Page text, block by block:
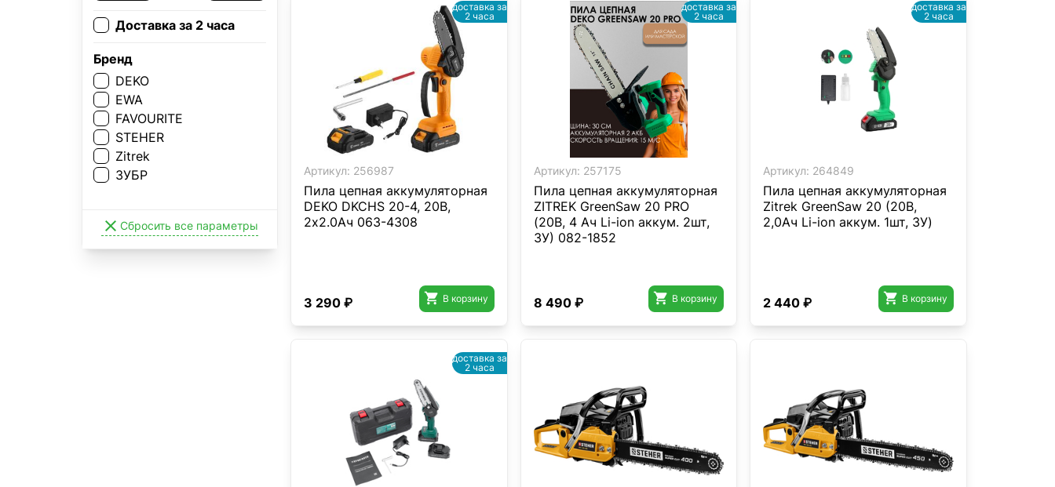
Доставка за 2 часа
Бренд
DEKO
EWA
FAVOURITE
STEHER
Zitrek
ЗУБР
 Сбросить все параметры
Артикул: 256987
Пила цепная аккумуляторная
DEKO DKCHS 20-4, 20В,
2x2.0Ач 063-4308
3 290 ₽  В корзину
доставка за
2 часа
Артикул: 257175
Пила цепная аккумуляторная
ZITREK GreenSaw 20 PRO
(20В, 4 Ач Li-ion аккум. 2шт,
ЗУ) 082-1852
8 490 ₽  В корзину
доставка за
2 часа
Артикул: 264849
Пила цепная аккумуляторная
Zitrek GreenSaw 20 (20В,
2,0Ач Li-ion аккум. 1шт, ЗУ)
2 440 ₽  В корзину
доставка за
2 часа
доставка за
2 часа